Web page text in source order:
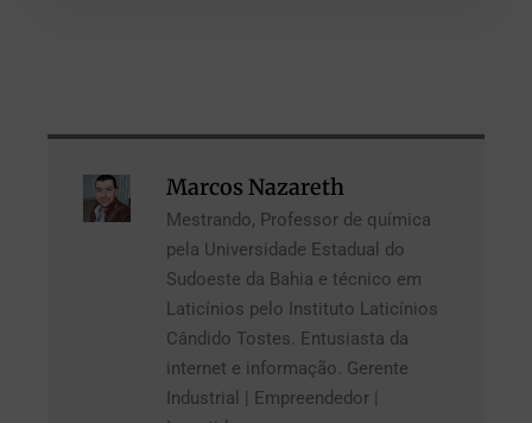
Marcos Nazareth
Mestrando, Professor de química
pela Universidade Estadual do
Sudoeste da Bahia e técnico em
Laticínios pelo Instituto Laticínios
Cândido Tostes. Entusiasta da
internet e informação. Gerente
Industrial | Empreendedor |